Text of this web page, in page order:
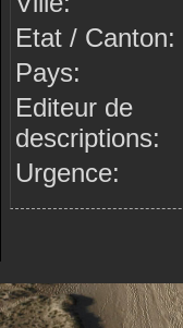
Etat / Canton:
Pays:
Editeur de
descriptions:
Urgence: